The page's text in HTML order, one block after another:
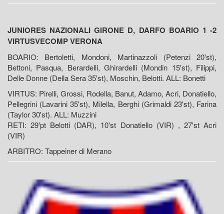
JUNIORES NAZIONALI GIRONE D, DARFO BOARIO 1 -2
VIRTUSVECOMP VERONA
BOARIO: Bertoletti, Mondoni, Martinazzoli (Petenzi 20'st),
Bettoni, Pasqua, Berardelli, Ghirardelli (Mondin 15'st), Filippi,
Delle Donne (Della Sera 35'st), Moschin, Belotti. ALL: Bonetti
VIRTUS: Pirelli, Grossi, Rodella, Banut, Adamo, Acri, Donatiello,
Pellegrini (Lavarini 35'st), Milella, Berghi (Grimaldi 23'st), Farina
(Taylor 30'st). ALL: Muzzini
RETI: 29'pt Belotti (DAR), 10'st Donatiello (VIR) , 27'st Acri
(VIR)
ARBITRO: Tappeiner di Merano